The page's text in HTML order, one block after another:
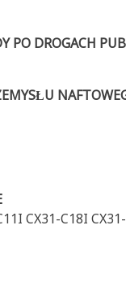
PO DROGACH
CX31-C18I